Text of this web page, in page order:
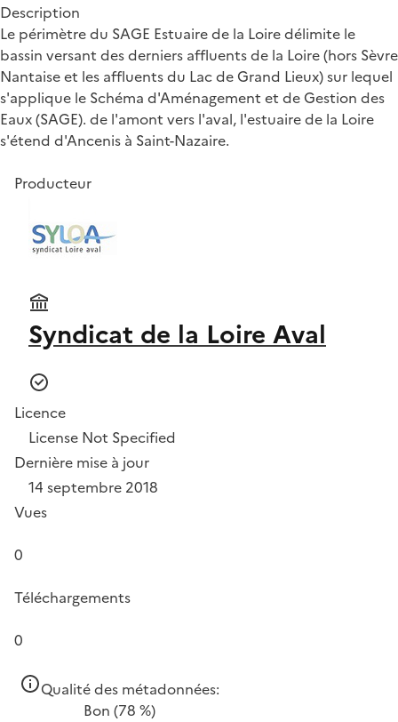
Description
Le périmètre du SAGE Estuaire de la Loire délimite le
bassin versant des derniers affluents de la Loire (hors Sèvre
Nantaise et les affluents du Lac de Grand Lieux) sur lequel
s'applique le Schéma d'Aménagement et de Gestion des
Eaux (SAGE). de l'amont vers l'aval, l'estuaire de la Loire
s'étend d'Ancenis à Saint-Nazaire.
Producteur
Syndicat de la Loire Aval
Licence
License Not Specified
Dernière mise à jour
14 septembre 2018
Vues
0
Téléchargements
0
Qualité des métadonnées:
Bon (78 %)